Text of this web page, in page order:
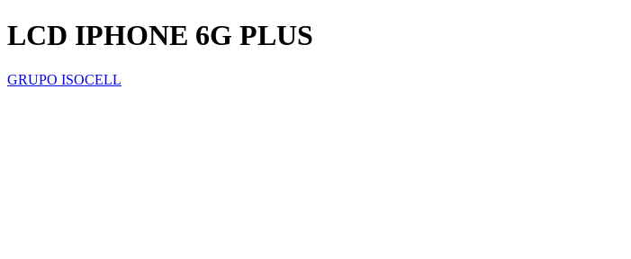
LCD IPHONE 6G PLUS
GRUPO ISOCELL